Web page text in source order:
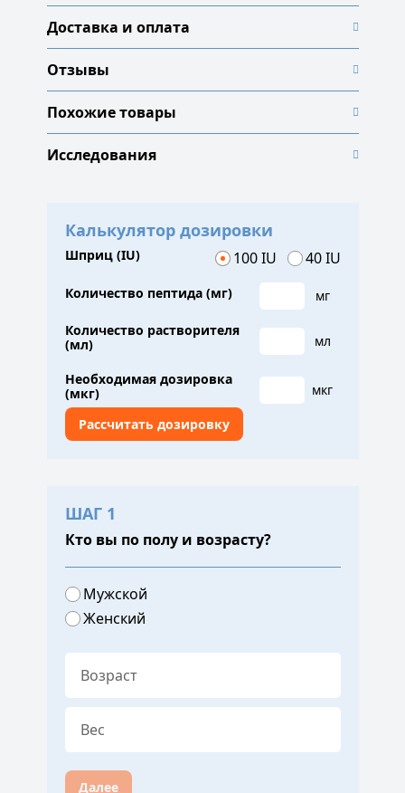
Доставка и оплата
Отзывы
Похожие товары
Исследования
Калькулятор дозировки
Шприц (IU) 100 IU 40 IU
Количество пептида (мг)
мг
Количество растворителя
(мл)
мл
Необходимая дозировка
(мкг)
мкг
ШАГ 1
Кто вы по полу и возрасту?
Мужской
Женский
Далее